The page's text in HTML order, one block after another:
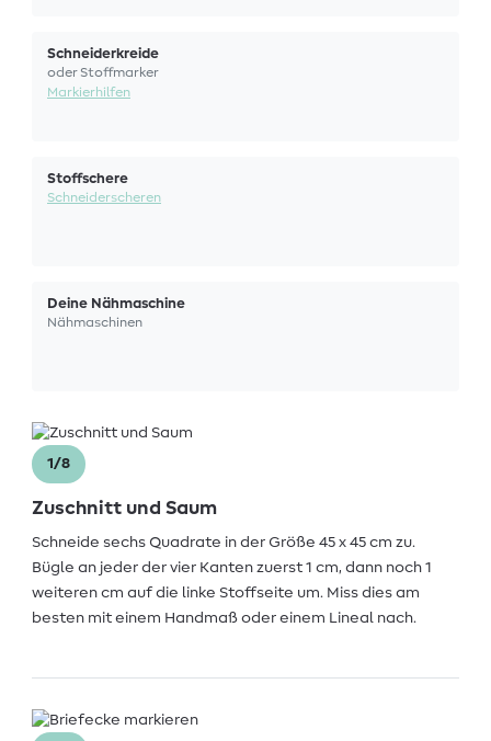
Schneiderkreide
oder Stoffmarker
Markierhilfen
Stoffschere
Schneiderscheren
Deine Nähmaschine
Nähmaschinen
1/8
Zuschnitt und Saum
Schneide sechs Quadrate in der Größe 45 x 45 cm zu.
Bügle an jeder der vier Kanten zuerst 1 cm, dann noch 1
weiteren cm auf die linke Stoffseite um. Miss dies am
besten mit einem Handmaß oder einem Lineal nach.